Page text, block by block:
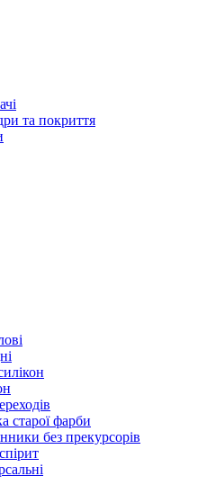
та покриття
старої фарби
без прекурсорів